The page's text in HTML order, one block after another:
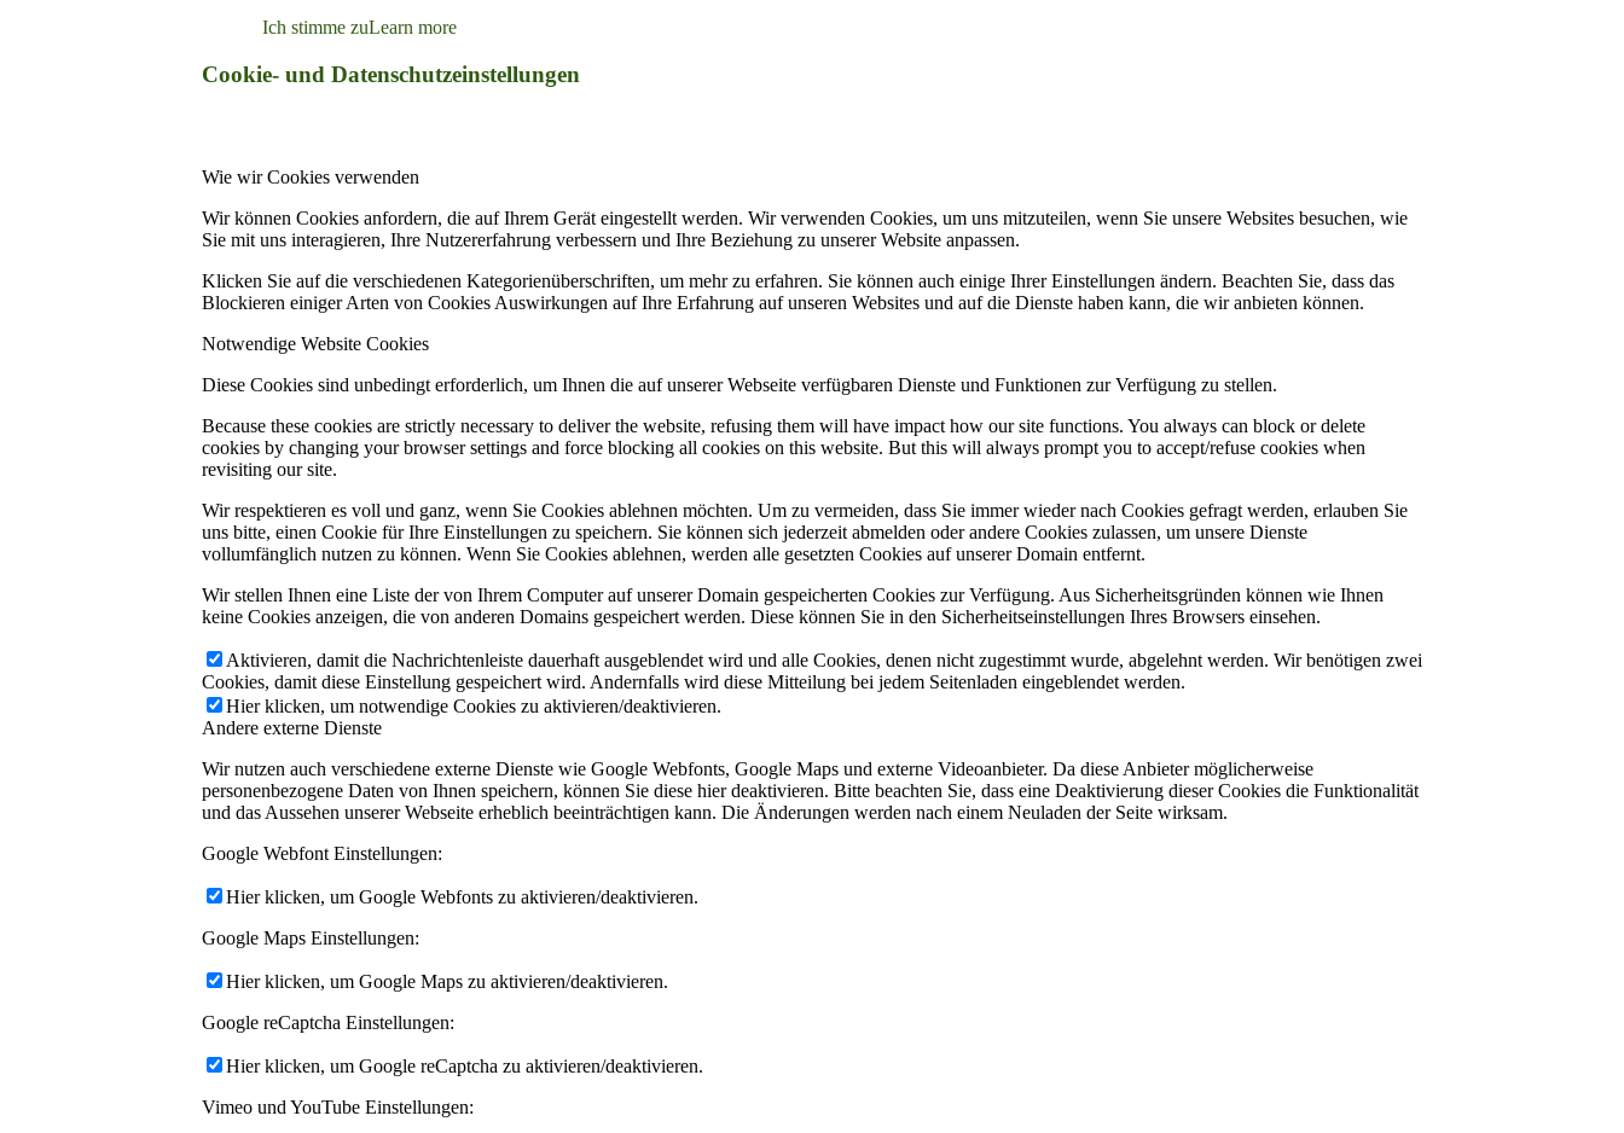
Ich stimme zuLearn more
Cookie- und Datenschutzeinstellungen
Wie wir Cookies verwenden
Wir können Cookies anfordern, die auf Ihrem Gerät eingestellt werden. Wir verwenden Cookies, um uns mitzuteilen, wenn Sie unsere Websites besuchen, wie
Sie mit uns interagieren, Ihre Nutzererfahrung verbessern und Ihre Beziehung zu unserer Website anpassen.
Klicken Sie auf die verschiedenen Kategorienüberschriften, um mehr zu erfahren. Sie können auch einige Ihrer Einstellungen ändern. Beachten Sie, dass das
Blockieren einiger Arten von Cookies Auswirkungen auf Ihre Erfahrung auf unseren Websites und auf die Dienste haben kann, die wir anbieten können.
Notwendige Website Cookies
Diese Cookies sind unbedingt erforderlich, um Ihnen die auf unserer Webseite verfügbaren Dienste und Funktionen zur Verfügung zu stellen.
Because these cookies are strictly necessary to deliver the website, refusing them will have impact how our site functions. You always can block or delete
cookies by changing your browser settings and force blocking all cookies on this website. But this will always prompt you to accept/refuse cookies when
revisiting our site.
Wir respektieren es voll und ganz, wenn Sie Cookies ablehnen möchten. Um zu vermeiden, dass Sie immer wieder nach Cookies gefragt werden, erlauben Sie
uns bitte, einen Cookie für Ihre Einstellungen zu speichern. Sie können sich jederzeit abmelden oder andere Cookies zulassen, um unsere Dienste
vollumfänglich nutzen zu können. Wenn Sie Cookies ablehnen, werden alle gesetzten Cookies auf unserer Domain entfernt.
Wir stellen Ihnen eine Liste der von Ihrem Computer auf unserer Domain gespeicherten Cookies zur Verfügung. Aus Sicherheitsgründen können wie Ihnen
keine Cookies anzeigen, die von anderen Domains gespeichert werden. Diese können Sie in den Sicherheitseinstellungen Ihres Browsers einsehen.
Aktivieren, damit die Nachrichtenleiste dauerhaft ausgeblendet wird und alle Cookies, denen nicht zugestimmt wurde, abgelehnt werden. Wir benötigen zwei
Cookies, damit diese Einstellung gespeichert wird. Andernfalls wird diese Mitteilung bei jedem Seitenladen eingeblendet werden.
Hier klicken, um notwendige Cookies zu aktivieren/deaktivieren.
Andere externe Dienste
Wir nutzen auch verschiedene externe Dienste wie Google Webfonts, Google Maps und externe Videoanbieter. Da diese Anbieter möglicherweise
personenbezogene Daten von Ihnen speichern, können Sie diese hier deaktivieren. Bitte beachten Sie, dass eine Deaktivierung dieser Cookies die Funktionalität
und das Aussehen unserer Webseite erheblich beeinträchtigen kann. Die Änderungen werden nach einem Neuladen der Seite wirksam.
Google Webfont Einstellungen:
Hier klicken, um Google Webfonts zu aktivieren/deaktivieren.
Google Maps Einstellungen:
Hier klicken, um Google Maps zu aktivieren/deaktivieren.
Google reCaptcha Einstellungen:
Hier klicken, um Google reCaptcha zu aktivieren/deaktivieren.
Vimeo und YouTube Einstellungen: